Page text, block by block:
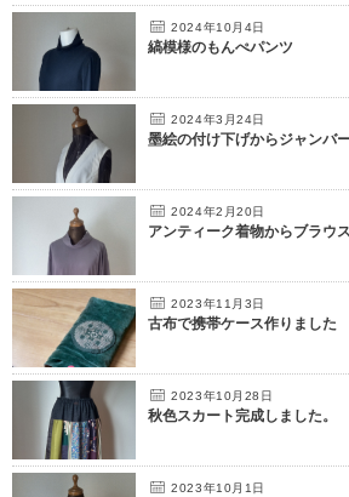
2024年10月4日
縞模様のもんぺパンツ
2024年3月24日
墨絵の付け下げからジャンバ
2024年2月20日
アンティーク着物からブラウ
2023年11月3日
古布で携帯ケース作りました
2023年10月28日
秋色スカート完成しました。
2023年10月1日